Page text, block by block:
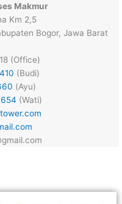
Makmur
Km 2,5
Bogor, Jawa Barat
(Office)
(Budi)
(Ayu)
(Wati)